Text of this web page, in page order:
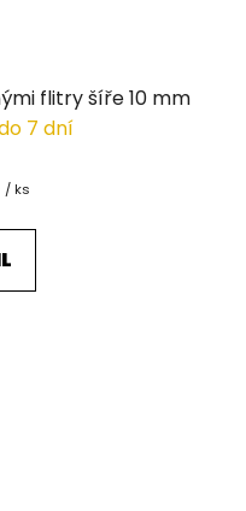
flitry šíře 10 mm
7 dní
/ ks